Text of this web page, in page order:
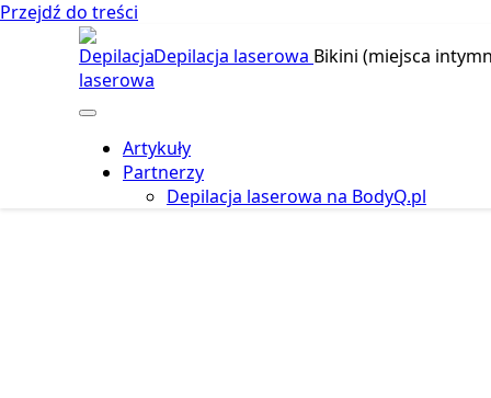
Przejdź do treści
Depilacja laserowa Bikini (miejsca
Artykuły
Partnerzy
Depilacja laserowa na BodyQ.pl